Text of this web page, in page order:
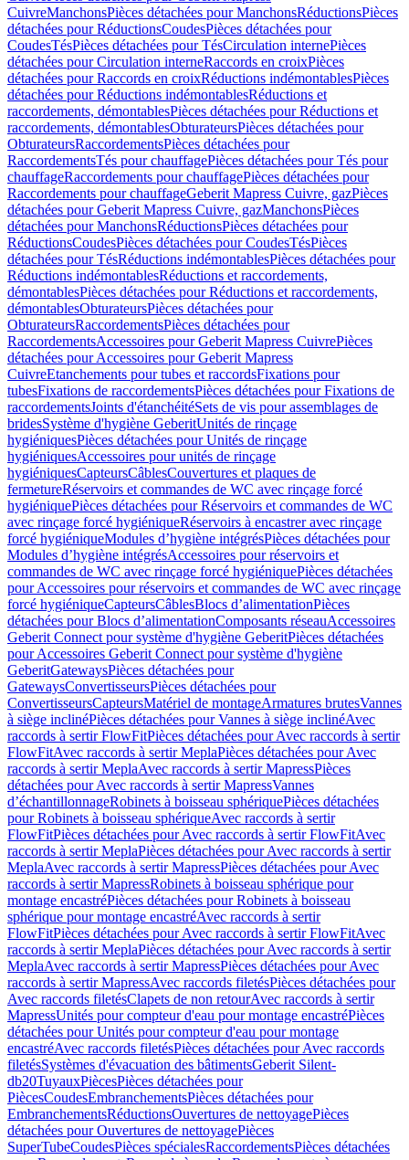
CuivreManchonsPièces détachées pour ManchonsRéductionsPièces
détachées pour RéductionsCoudesPièces détachées pour
CoudesTésPièces détachées pour TésCirculation internePièces
détachées pour Circulation interneRaccords en croixPièces
détachées pour Raccords en croixRéductions indémontablesPièces
détachées pour Réductions indémontablesRéductions et
raccordements, démontablesPièces détachées pour Réductions et
raccordements, démontablesObturateursPièces détachées pour
ObturateursRaccordementsPièces détachées pour
RaccordementsTés pour chauffagePièces détachées pour Tés pour
chauffageRaccordements pour chauffagePièces détachées pour
Raccordements pour chauffageGeberit Mapress Cuivre, gazPièces
détachées pour Geberit Mapress Cuivre, gazManchonsPièces
détachées pour ManchonsRéductionsPièces détachées pour
RéductionsCoudesPièces détachées pour CoudesTésPièces
détachées pour TésRéductions indémontablesPièces détachées pour
Réductions indémontablesRéductions et raccordements,
démontablesPièces détachées pour Réductions et raccordements,
démontablesObturateursPièces détachées pour
ObturateursRaccordementsPièces détachées pour
RaccordementsAccessoires pour Geberit Mapress CuivrePièces
détachées pour Accessoires pour Geberit Mapress
CuivreEtanchements pour tubes et raccordsFixations pour
tubesFixations de raccordementsPièces détachées pour Fixations de
raccordementsJoints d'étanchéitéSets de vis pour assemblages de
bridesSystème d'hygiène GeberitUnités de rinçage
hygiéniquesPièces détachées pour Unités de rinçage
hygiéniquesAccessoires pour unités de rinçage
hygiéniquesCapteursCâblesCouvertures et plaques de
fermetureRéservoirs et commandes de WC avec rinçage forcé
hygiéniquePièces détachées pour Réservoirs et commandes de WC
avec rinçage forcé hygiéniqueRéservoirs à encastrer avec rinçage
forcé hygiéniqueModules d’hygiène intégrésPièces détachées pour
Modules d’hygiène intégrésAccessoires pour réservoirs et
commandes de WC avec rinçage forcé hygiéniquePièces détachées
pour Accessoires pour réservoirs et commandes de WC avec rinçage
forcé hygiéniqueCapteursCâblesBlocs d’alimentationPièces
détachées pour Blocs d’alimentationComposants réseauAccessoires
Geberit Connect pour système d'hygiène GeberitPièces détachées
pour Accessoires Geberit Connect pour système d'hygiène
GeberitGatewaysPièces détachées pour
GatewaysConvertisseursPièces détachées pour
ConvertisseursCapteursMatériel de montageArmatures brutesVannes
à siège inclinéPièces détachées pour Vannes à siège inclinéAvec
raccords à sertir FlowFitPièces détachées pour Avec raccords à sertir
FlowFitAvec raccords à sertir MeplaPièces détachées pour Avec
raccords à sertir MeplaAvec raccords à sertir MapressPièces
détachées pour Avec raccords à sertir MapressVannes
d’échantillonnageRobinets à boisseau sphériquePièces détachées
pour Robinets à boisseau sphériqueAvec raccords à sertir
FlowFitPièces détachées pour Avec raccords à sertir FlowFitAvec
raccords à sertir MeplaPièces détachées pour Avec raccords à sertir
MeplaAvec raccords à sertir MapressPièces détachées pour Avec
raccords à sertir MapressRobinets à boisseau sphérique pour
montage encastréPièces détachées pour Robinets à boisseau
sphérique pour montage encastréAvec raccords à sertir
FlowFitPièces détachées pour Avec raccords à sertir FlowFitAvec
raccords à sertir MeplaPièces détachées pour Avec raccords à sertir
MeplaAvec raccords à sertir MapressPièces détachées pour Avec
raccords à sertir MapressAvec raccords filetésPièces détachées pour
Avec raccords filetésClapets de non retourAvec raccords à sertir
MapressUnités pour compteur d'eau pour montage encastréPièces
détachées pour Unités pour compteur d'eau pour montage
encastréAvec raccords filetésPièces détachées pour Avec raccords
filetésSystèmes d'évacuation des bâtimentsGeberit Silent-
db20TuyauxPiècesPièces détachées pour
PiècesCoudesEmbranchementsPièces détachées pour
EmbranchementsRéductionsOuvertures de nettoyagePièces
détachées pour Ouvertures de nettoyagePièces
SuperTubeCoudesPièces spécialesRaccordementsPièces détachées